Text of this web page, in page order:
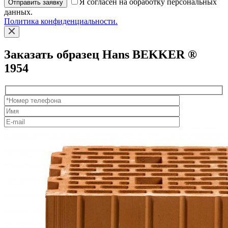
Отправить заявку
Я согласен на обработку персональных
данных.
Политика конфиденциальности.
Заказать образец Hans BEKKER ®
1954